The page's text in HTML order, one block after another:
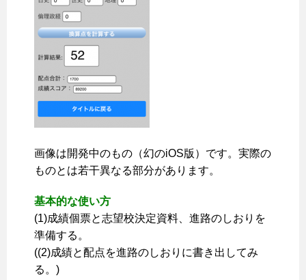
画像は開発中のもの（幻のiOS版）です。実際の
ものとは若干異なる部分があります。
基本的な使い方
(1)成績個票と志望校決定資料、進路のしおりを
準備する。
((2)成績と配点を進路のしおりに書き出してみ
る。)